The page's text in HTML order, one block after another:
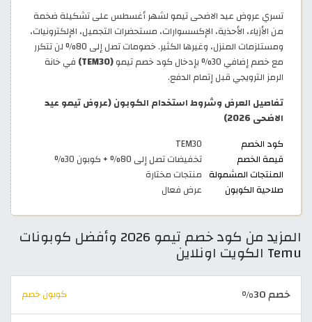
تسري عروض عيد الاضحى تيمو لشهر أغسطس على تشكيلة ضخمة
من الأزياء، الأحذية، الإكسسوارات، مستحضرات التجميل، الإلكترونيات،
ومستلزمات المنزل، وغيرها الكثير. خصومات تصل إلى 80% لن تتكرر
مع خصم إضافي 30% بإدخال كود خصم تيمو
(TEM30)
في خانة
الرمز الترويجي قبل إتمام الدفع.
تفاصيل العرض وشروط استخدام الكوبون (عروض تيمو عيد
الاضحى 2026)
كود الخصم
TEM30
قيمة الخصم
تخفيضات تصل إلى 80% + كوبون 30%
المنتجات المشمولة منتجات مختارة
صلاحية الكوبون
عرض فعال
المزيد من كود خصم تيمو 2026 وأفضل كوبونات
Temu الكويت اونلاين
خصم 30% كوبون خصم